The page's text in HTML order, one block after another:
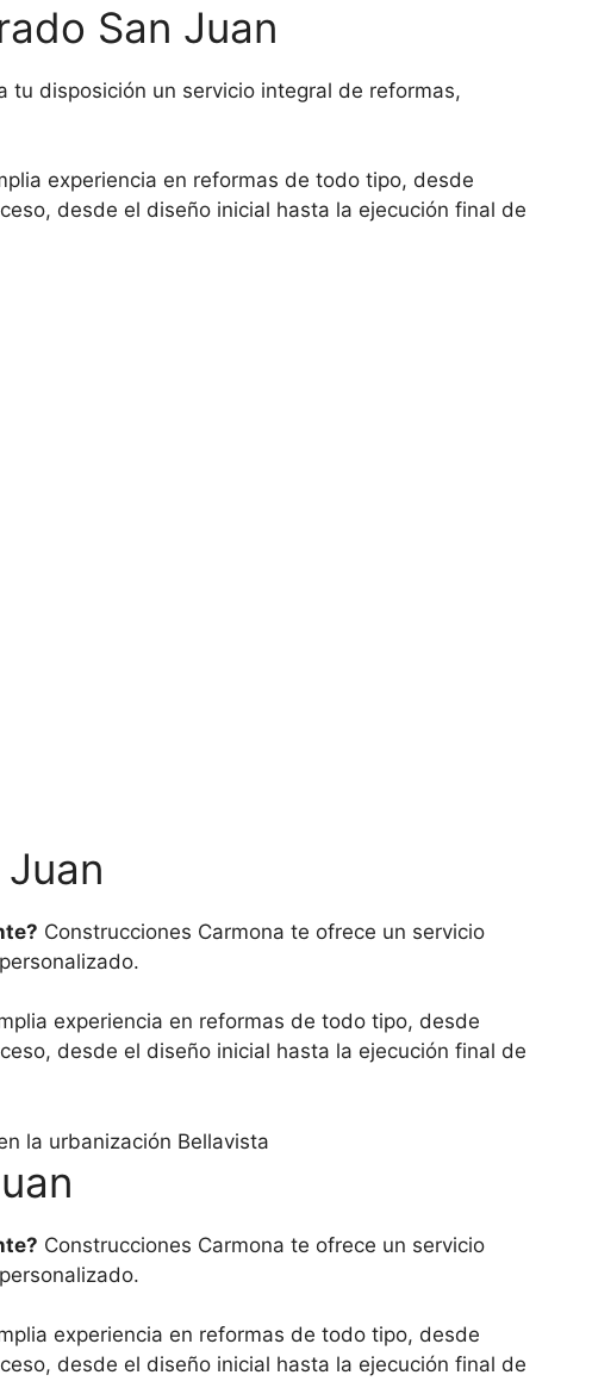
San Juan
tu disposición un servicio integral de reformas,
experiencia en reformas de todo tipo, desde
desde el diseño inicial hasta la ejecución final de
Construcciones Carmona te ofrece un servicio
experiencia en reformas de todo tipo, desde
desde el diseño inicial hasta la ejecución final de
Construcciones Carmona te ofrece un servicio
experiencia en reformas de todo tipo, desde
desde el diseño inicial hasta la ejecución final de